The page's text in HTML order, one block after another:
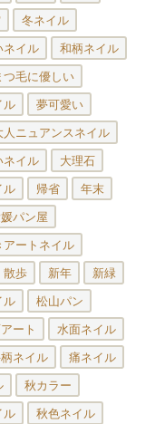
冬ネイル
ネイル 和柄ネイル
つ毛に優しい
ル 夢可愛い
人ニュアンスネイル
ネイル 大理石
ル 帰省 年末
パン屋
アートネイル
散歩 新年 新緑
ル 松山パン
ート 水面ネイル
ネイル 痛ネイル
秋カラー
ル 秋色ネイル